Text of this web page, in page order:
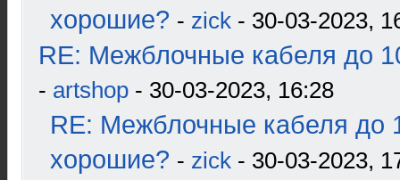
хорошие? - zick - 30-03-2023,
RE: Межблочные кабеля до
- artshop - 30-03-2023, 16:28
RE: Межблочные кабеля до
хорошие? - zick - 30-03-2023,